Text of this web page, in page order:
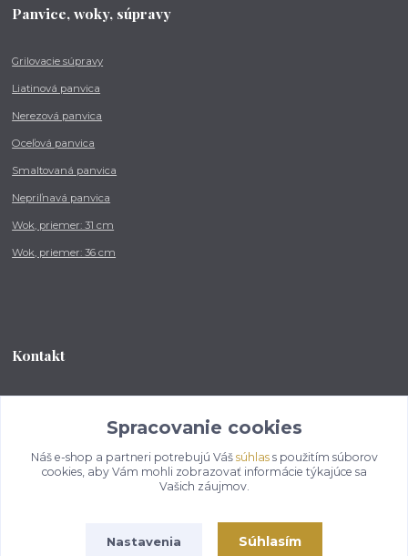
Panvice, woky, súpravy
Grilovacie súpravy
Liatinová panvica
Nerezová panvica
Oceľová panvica
Smaltovaná panvica
Nepriľnavá panvica
Wok, priemer: 31 cm
Wok, priemer: 36 cm
Kontakt
od 8:00 - do 16:00 hod
info@kotlikovesupravy.sk
Spracovanie cookies
Náš e-shop a partneri potrebujú Váš súhlass použitím súborov
cookies, aby Vám mohli zobrazovať informácie týkajúce sa
Vašich záujmov.
Nastavenia Súhlasím